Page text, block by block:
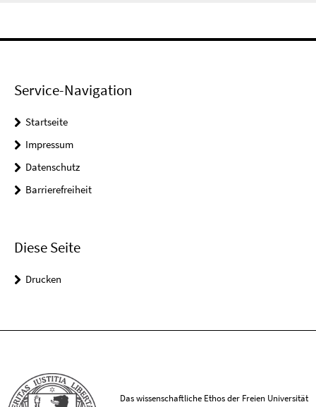
Service-Navigation
Startseite
Impressum
Datenschutz
Barrierefreiheit
Diese Seite
Drucken
Das wissenschaftliche Ethos der Freien Universität